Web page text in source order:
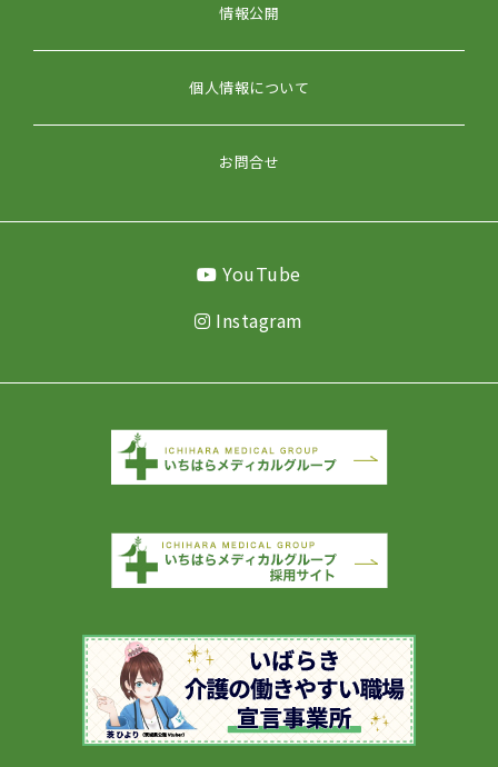
情報公開
個人情報について
お問合せ
YouTube
Instagram